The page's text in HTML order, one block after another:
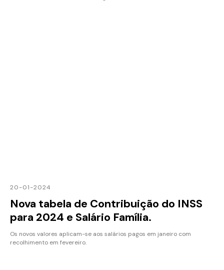
20-01-2024
Nova tabela de Contribuição do INSS
para 2024 e Salário Família.
Os novos valores aplicam-se aos salários pagos em janeiro com
recolhimento em fevereiro.